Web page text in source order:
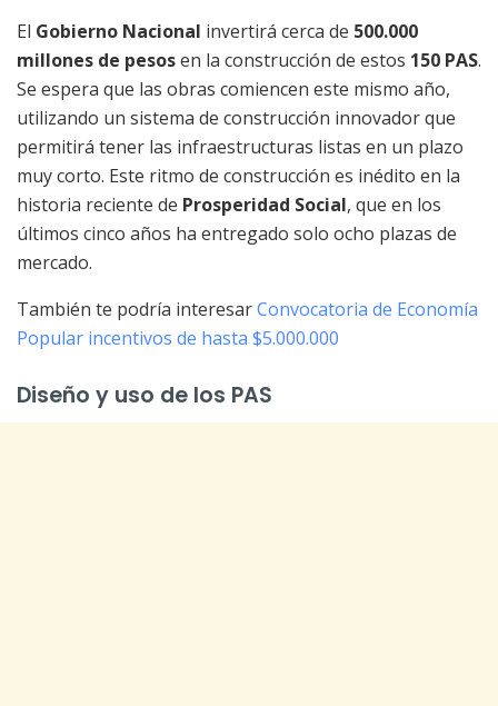
El Gobierno Nacional invertirá cerca de 500.000
millones de pesosen la construcción de estos 150 PAS.
Se espera que las obras comiencen este mismo año,
utilizando un sistema de construcción innovador que
permitirá tener las infraestructuras listas en un plazo
muy corto. Este ritmo de construcción es inédito en la
historia reciente de Prosperidad Social, que en los
últimos cinco años ha entregado solo ocho plazas de
mercado.
También te podría interesarConvocatoria de Economía
Popular incentivos de hasta $5.000.000
Diseño y uso de los PAS